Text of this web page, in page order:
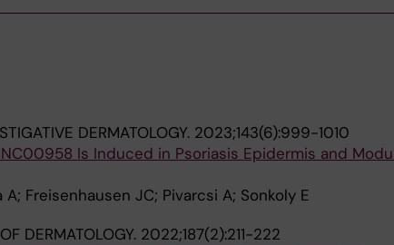
DERMATOLOGY. 2023;143(6):999-1010
Is Induced in Psoriasis Epidermis and
Freisenhausen JC; Pivarcsi A; Sonkoly E
DERMATOLOGY. 2022;187(2):211-222